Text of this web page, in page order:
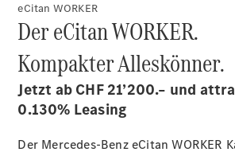
Unternehmen
Ansprechpartner
Standorte &
eCitan WORKER
Der eCitan WORKER.
Kompakter Alleskönner.
Jetzt ab CHF 21’200.– und
0.130% Leasing
Der Mercedes-Benz eCitan WORKER